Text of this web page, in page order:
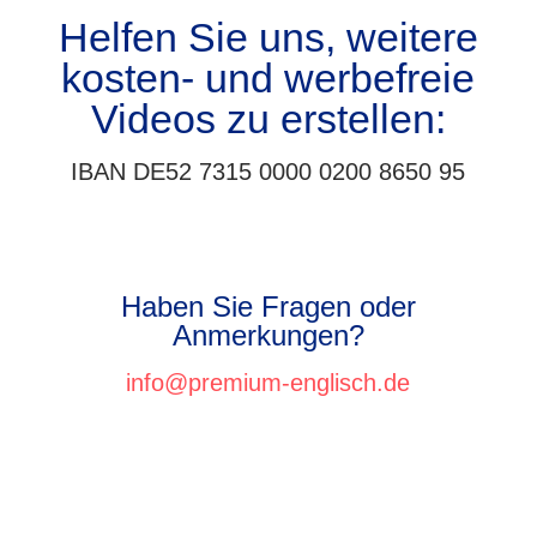
Helfen Sie uns, weitere
kosten- und werbefreie
Videos zu erstellen:
IBAN DE52 7315 0000 0200 8650 95
Haben Sie Fragen oder
Anmerkungen?
info@premium-englisch.de